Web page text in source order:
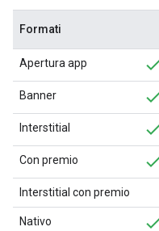
Formati
Apertura app
Banner
Interstitial
Con premio
Interstitial con premio
Nativo